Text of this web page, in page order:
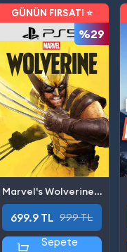
GÜNÜN FIRSATI ⭐
%29
Marvel's Wolverine PS5
699.9 TL 999 TL
Sepete